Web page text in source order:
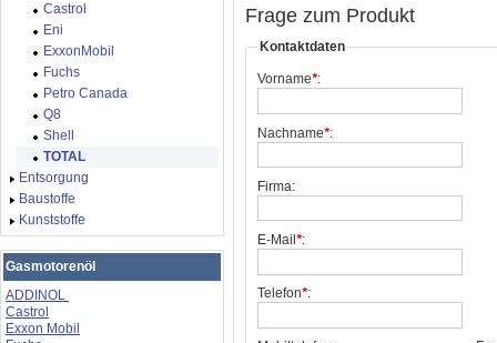
Frage zum Produkt
Kontaktdaten
Vorname*:
Nachname*:
Firma:
E-Mail *:
Telefon*:
Castrol
Eni
ExxonMobil
Fuchs
Petro Canada
Q8
Shell
TOTAL
Entsorgung
Baustoffe
Kunststoffe
Gasmotorenöl
ADDINOL
Castrol
Exxon Mobil